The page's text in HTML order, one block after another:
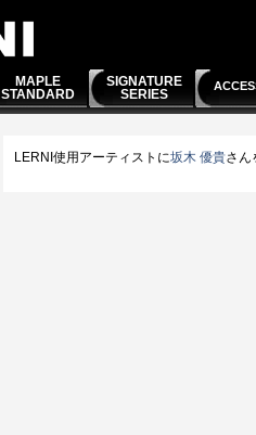
MAPLE
STANDARD
SIGNATURE
SERIES
LERNI使用アーティストに坂木 優貴さん